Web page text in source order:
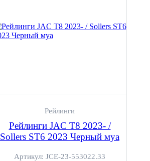
Рейлинги
Рейлинги JAC T8 2023- /
Sollers ST6 2023 Черный муа
Артикул: JCE-23-553022.33